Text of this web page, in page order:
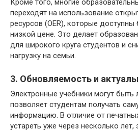
переходят на использование
ресурсов (OER), которые доступны
низкой цене. Это делает
для широкого круга студентов и
нагрузку на семьи.
3. Обновляемость и
Электронные учебники могут быть
позволяет студентам получать
информацию. В отличие от
устареть уже через несколько